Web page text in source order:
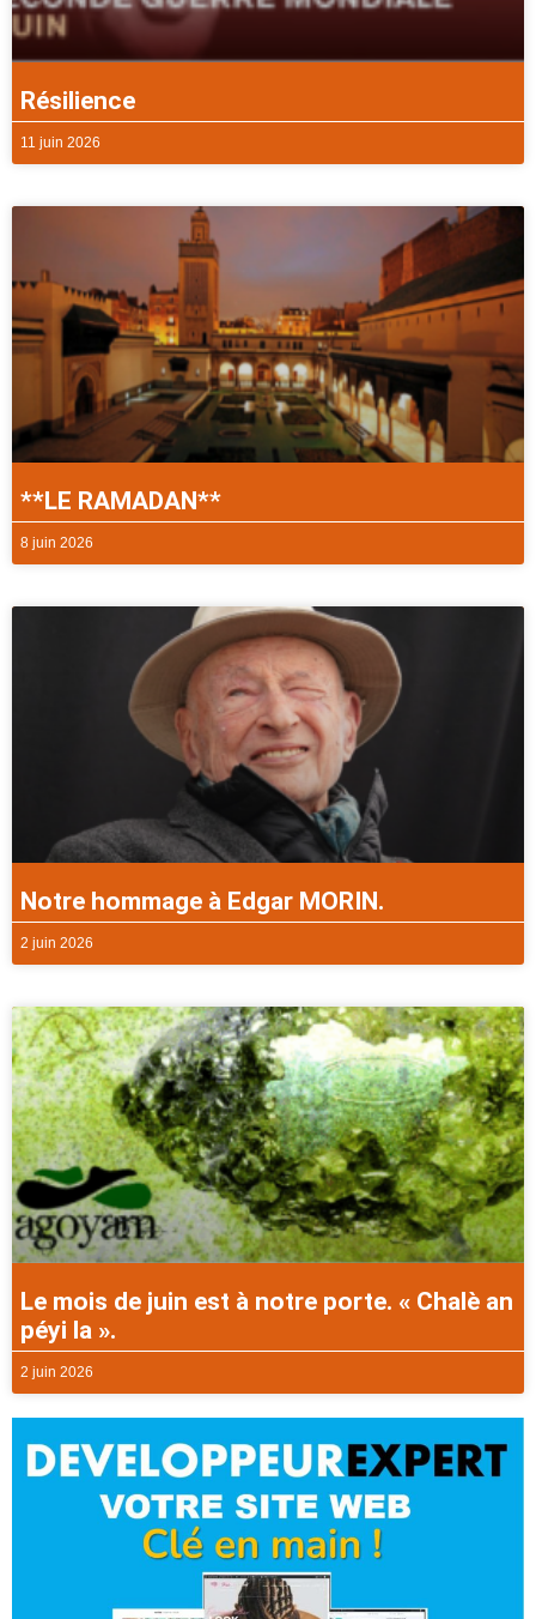
Résilience
11 juin 2026
**LE RAMADAN**
8 juin 2026
Notre hommage à Edgar MORIN.
2 juin 2026
Le mois de juin est à notre porte. « Chalè an
péyi la ».
2 juin 2026